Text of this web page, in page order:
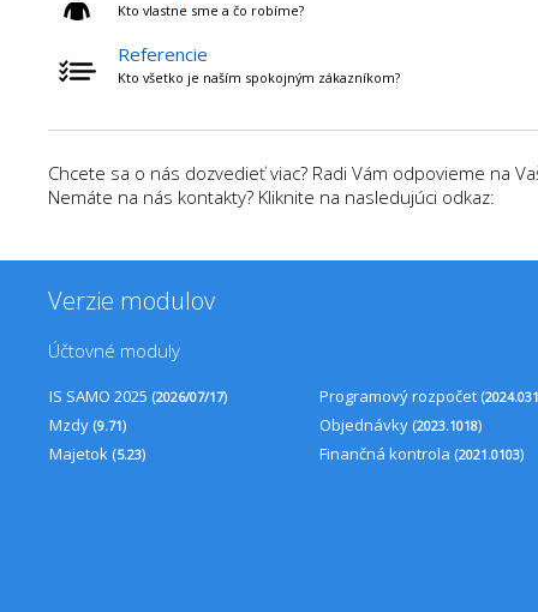
Kto vlastne sme a čo robíme?
Referencie
Kto všetko je naším spokojným zákazníkom?
Chcete sa o nás dozvedieť viac? Radi Vám odpovieme na
Nemáte na nás kontakty? Kliknite na nasledujúci odkaz:
Verzie modulov
Účtovné moduly
IS SAMO 2025 (2026/07/17) Programový rozpočet (
Mzdy (9.71) Objednávky (2023.1018)
Majetok (5.23) Finančná kontrola (2021.0103)